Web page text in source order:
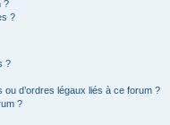
?
?
?
d’ordres légaux liés à ce forum ?
?